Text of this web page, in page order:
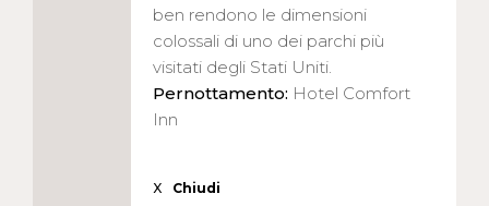
ben rendono le dimensioni
colossali di uno dei parchi più
visitati degli Stati Uniti.
Pernottamento: Hotel Comfort
Inn
X Chiudi